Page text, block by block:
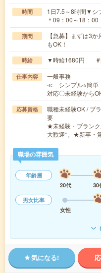
時間
1日7.5～8時間▼シ
＊09：00～18：
期間
【急募】まずは3
もOK！
時給 ▼時給1680円 #
仕事内容
一般事務
≪ シンプル⭐簡単
対応〇未経験から
応募資格
職種未経験OK / ブ
要
★未経験・ブラン
大歓迎*。★新卒・
職場の雰囲気
年齢層
20代
30
男女比率
女性
気になる!